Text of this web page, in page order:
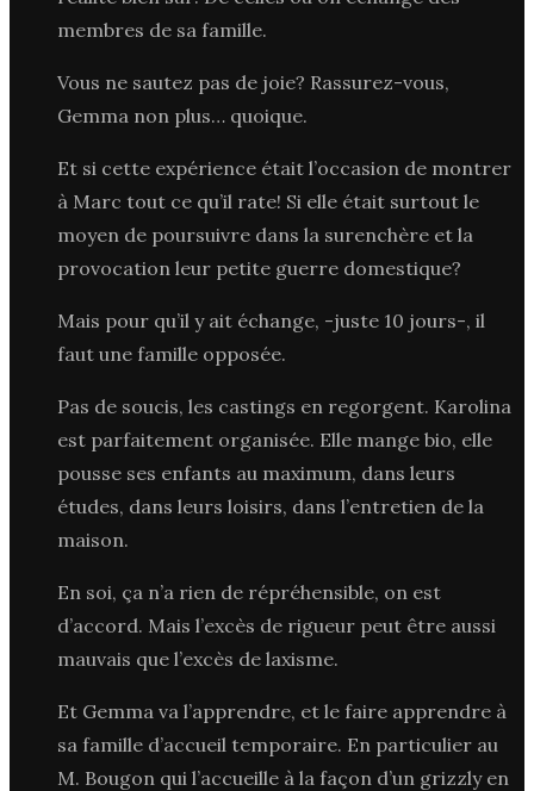
membres de sa famille.
Vous ne sautez pas de joie? Rassurez-vous,
Gemma non plus… quoique.
Et si cette expérience était l’occasion de montrer
à Marc tout ce qu’il rate! Si elle était surtout le
moyen de poursuivre dans la surenchère et la
provocation leur petite guerre domestique?
Mais pour qu’il y ait échange, -juste 10 jours-, il
faut une famille opposée.
Pas de soucis, les castings en regorgent. Karolina
est parfaitement organisée. Elle mange bio, elle
pousse ses enfants au maximum, dans leurs
études, dans leurs loisirs, dans l’entretien de la
maison.
En soi, ça n’a rien de répréhensible, on est
d’accord. Mais l’excès de rigueur peut être aussi
mauvais que l’excès de laxisme.
Et Gemma va l’apprendre, et le faire apprendre à
sa famille d’accueil temporaire. En particulier au
M. Bougon qui l’accueille à la façon d’un grizzly en